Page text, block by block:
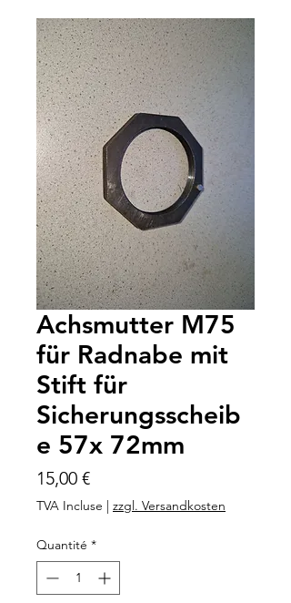
Achsmutter M75
für Radnabe mit
Stift für
Sicherungsscheib
e 57x 72mm
15,00 €Prix
TVA Incluse | zzgl. Versandkosten
Quantité *